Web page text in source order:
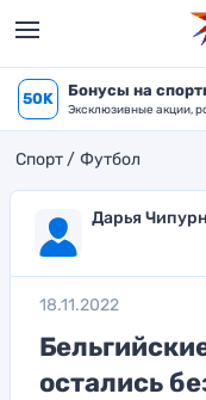
50K Бонусы на
Эксклюзивные акции,
Спорт Футбол
Дарья
18.11.2022
остались